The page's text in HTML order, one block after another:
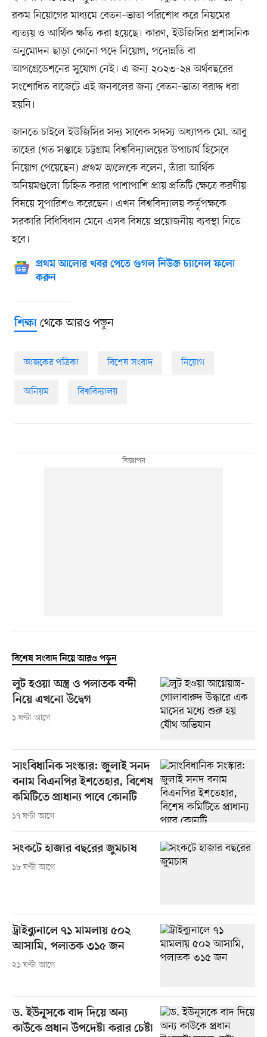
রকম নিয়োগের মাধ্যমে বেতন–ভাতা পরিশোধ করে নিয়মের
ব্যত্যয় ও আর্থিক ক্ষতি করা হয়েছে। কারণ, ইউজিসির প্রশাসনিক
অনুমোদন ছাড়া কোনো পদে নিয়োগ, পদোন্নতি বা
আপগ্রেডেশনের সুযোগ নেই। এ জন্য ২০২৩-২৪ অর্থবছরের
সংশোধিত বাজেটে এই জনবলের জন্য বেতন-ভাতা বরাদ্দ ধরা
হয়নি।
জানতে চাইলে ইউজিসির সদ্য সাবেক সদস্য অধ্যাপক মো. আবু
তাহের (গত সপ্তাহে চট্টগ্রাম বিশ্ববিদ্যালয়ের উপাচার্য হিসেবে
নিয়োগ পেয়েছেন) প্রথম আলোকে বলেন, তাঁরা আর্থিক
অনিয়মগুলো চিহ্নিত করার পাশাপাশি প্রায় প্রতিটি ক্ষেত্রে করণীয়
বিষয়ে সুপারিশও করেছেন। এখন বিশ্ববিদ্যালয় কর্তৃপক্ষকে
সরকারি বিধিবিধান মেনে এসব বিষয়ে প্রয়োজনীয় ব্যবস্থা নিতে
হবে।
প্রথম আলোর খবর পেতে গুগল নিউজ চ্যানেল ফলো
করুন
শিক্ষাথেকে আরও পড়ুন
আজকের পত্রিকা বিশেষ সংবাদ নিয়োগ
অনিয়ম বিশ্ববিদ্যালয়
বিশেষ সংবাদ নিয়ে আরও পড়ুন
লুট হওয়া অস্ত্র ও পলাতক বন্দী
নিয়ে এখনো উদ্বেগ
১ ঘণ্টা আগে
সাংবিধানিক সংস্কার: জুলাই সনদ
বনাম বিএনপির ইশতেহার, বিশেষ
কমিটিতে প্রাধান্য পাবে কোনটি
১৭ ঘণ্টা আগে
সংকটে হাজার বছরের জুমচাষ
১৮ ঘণ্টা আগে
ট্রাইব্যুনালে ৭১ মামলায় ৫০২
আসামি, পলাতক ৩১৫ জন
২১ ঘণ্টা আগে
ড. ইউনূসকে বাদ দিয়ে অন্য
কাউকে প্রধান উপদেষ্টা করার চেষ্টা